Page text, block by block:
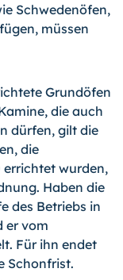
Schwedenöfen,
müssen
Grundöfen
die auch
dürfen, gilt die
die
errichtet wurden,
Haben die
des Betriebs in
er vom
Für ihn endet
Schonfrist.